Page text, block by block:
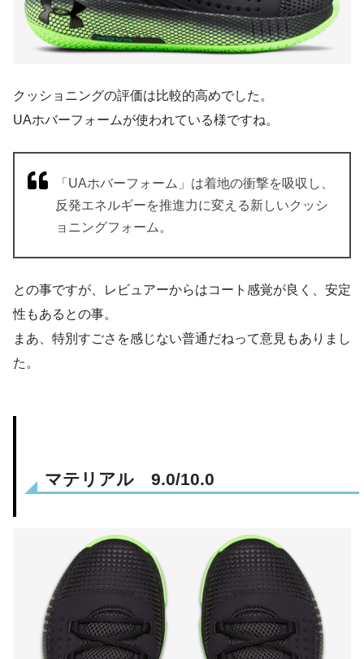
クッショニングの評価は比較的高めでした。
UAホバーフォームが使われている様ですね。
「UAホバーフォーム」は着地の衝撃を吸収し、
反発エネルギーを推進力に変える新しいクッシ
ョニングフォーム。
との事ですが、レビュアーからはコート感覚が良く、安定
性もあるとの事。
まあ、特別すごさを感じない普通だねって意見もありまし
た。
マテリアル 9.0/10.0